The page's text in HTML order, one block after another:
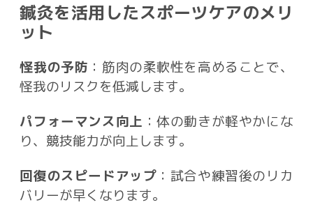
鍼灸を活用したスポーツケアのメリ
ット
怪我の予防 ：筋肉の柔軟性を高めることで、
怪我のリスクを低減します。
パフォーマンス向上 ：体の動きが軽やかにな
り、競技能力が向上します。
回復のスピードアップ ：試合や練習後のリカ
バリーが早くなります。